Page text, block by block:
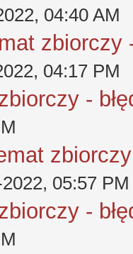
04:40 AM
zbiorczy
04:17 PM
-
05:57 PM
-